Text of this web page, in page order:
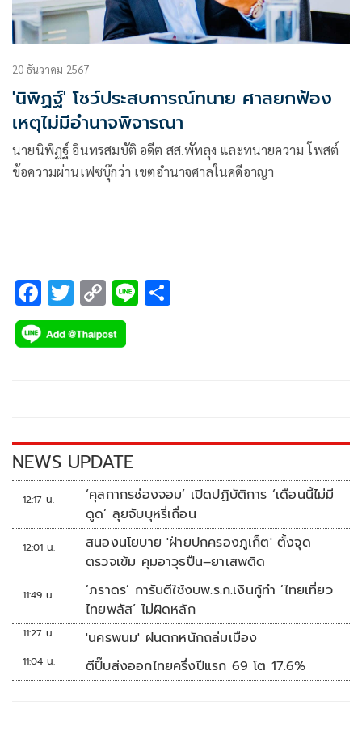
20 ธันวาคม 2567
'นิพิฏฐ์' โชว์ประสบการณ์ทนาย ศาลยกฟ้อง
เหตุไม่มีอำนาจพิจารณา
นายนิพิฏฐ์ อินทรสมบัติ อดีต สส.พัทลุง และทนายความ โพสต์
ข้อความผ่านเฟซบุ๊กว่า เขตอำนาจศาลในคดีอาญา
F
ac
e
k
T
wi
tt
C
o
p
k
Li
NEWS UPDATE
12:17 น.
‘ศุลกากรช่องจอม’ เปิดปฏิบัติการ ‘เดือนนี้ไม่มี
ดูด’ ลุยจับบุหรี่เถื่อน
12:01 น.
สนองนโยบาย 'ฝ่ายปกครองภูเก็ต' ตั้งจุด
ตรวจเข้ม คุมอาวุธปืน–ยาเสพติด
11:49 น.
‘ภราดร’ การันตีใช้งบพ.ร.ก.เงินกู้ทำ ‘ไทยเที่ยว
ไทยพลัส’ ไม่ผิดหลัก
11:27 น. 'นครพนม' ฝนตกหนักถล่มเมือง
11:04 น. ตีปี๊บส่งออกไทยครึ่งปีแรก 69 โต 17.6%